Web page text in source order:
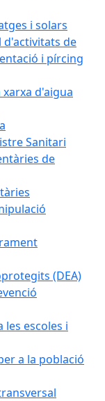
i solars
de
i pírcing
d'aigua
Sanitari
de
(DEA)
les escoles i
a la població